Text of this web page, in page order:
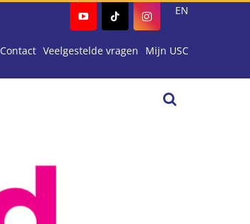
EN
Contact Veelgestelde vragen Mijn USC